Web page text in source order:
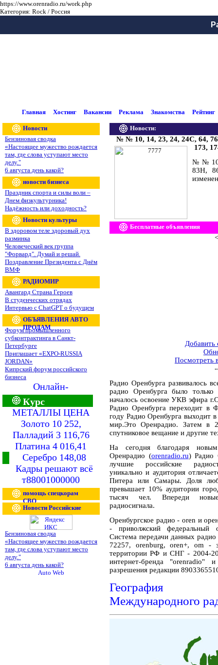
https://www.orenradio.ru/work.php
Категория: Rock / Россия
Главная Хостинг Вакансии Реклама Знакомства Рейтинг
Новости
Бензиновая сводка
«Настоящее мужество рождается
там, где слова уступают место
делу."
6 августа день какой?
новости бизнеса
Праздник спорта и силы воли –
Днем физкультурника!
Надёжность или доходность?
Новости культуры
В здоровом теле здоровый дух
разминка
Человеческий век группа
"Форвард". Думай и решай.
Поздравление Президента с Днём
ВМФ
РАДИОМИР
Авангард Страна Героев
В студенческих отрядах
Интервью с ChatGPT о будущем
ОБЪЯВЛЕНИЯ АВТО
ПРОДАМ
Форум промышленного
субконтрактинга в Санкт-
Петербурге
Приглашает «EXPO-RUSSIA
JORDAN»
Кипрский форум российского
бизнеса
Онлайн-
Курс
МЕТАЛЛЫ ЦЕНА
Золото 10 252,
Палладий 3 116,76
Платина 4 016,41
Серебро 148,08
Кадры решают всё
т88001000000
помощь спецкорам
СВО
Новости Российские
Бензиновая сводка
«Настоящее мужество рождается
там, где слова уступают место
делу."
6 августа день какой?
Новости:
№ № 10, 14, 23, 24, 24С, 64,
173,
№ № 10,
83Н,
Бесплатные объявления
Посмотреть
Радио Оренбурга развивалось
радио Оренбурга было
началось освоение УКВ эфира
Радио Оренбурга переходит
году Радио Оренбурга выходит в
мир.Это Оренрадио. Затем в
спутниковое вещание и другие
На сегодня благодаря
Оренрадио (orenradio.ru) Радио
лучшие российские
уникально и аудитория
Питера или Самары. Доля
превышает 10% аудитории
тысяч чел. Впереди новые
радиосигнала.
Оренбургское радио - oren и
- приволжский федеральный
Система передачи данных
72257, orenburg, oren+, om -
территории РФ и СНГ - 2004-
интернет-бренда "orenradio"
разрешения редакции
География
Международного